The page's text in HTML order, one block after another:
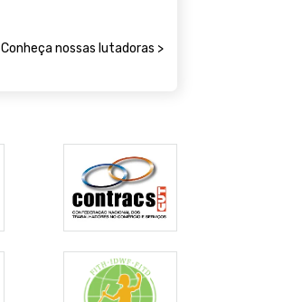
Conheça nossas lutadoras >